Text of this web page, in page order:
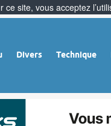
Divers Technique
site, vous acceptez